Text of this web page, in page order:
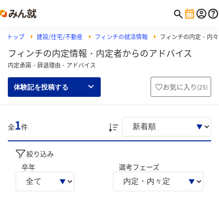
トップ 建設/住宅/不動産 フィンチの就活情報 フィンチの内定・内
フィンチの内定情報・内定者からのアドバイス
内定承諾・辞退理由・アドバイス
体験記を投稿する お気に入り (25)
全1件
絞り込み
卒年
選考フェーズ